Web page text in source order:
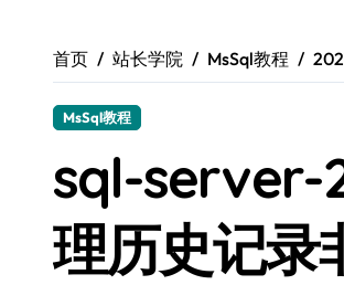
量子算法赋能精细化
容器协同编排：构建
首页 站长学院 MsSql教程
MsSql教程
sql-server-
理历史记录